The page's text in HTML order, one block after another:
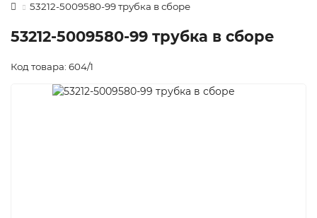
53212-5009580-99 трубка в сборе
53212-5009580-99 трубка в сборе
Код товара: 604/1